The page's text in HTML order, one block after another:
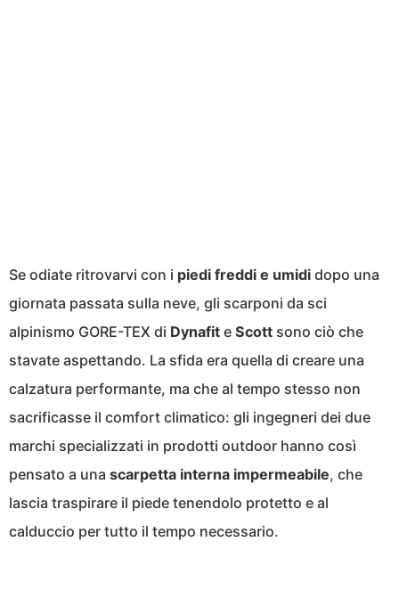
Se odiate ritrovarvi con i piedi freddi e umidi dopo una
giornata passata sulla neve, gli scarponi da sci
alpinismo GORE-TEX di Dynafit e Scott sono ciò che
stavate aspettando. La sfida era quella di creare una
calzatura performante, ma che al tempo stesso non
sacrificasse il comfort climatico: gli ingegneri dei due
marchi specializzati in prodotti outdoor hanno così
pensato a una scarpetta interna impermeabile, che
lascia traspirare il piede tenendolo protetto e al
calduccio per tutto il tempo necessario.